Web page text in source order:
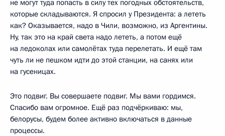
не могут туда попасть в силу тех погодных обстоятельств,
которые складываются. Я спросил у Президента: а лететь
как? Оказывается, надо в Чили, возможно, из Аргентины.
Ну, так это на край света надо лететь, а потом ещё
на ледоколах или самолётах туда перелетать. И ещё там
чуть ли не пешком идти до этой станции, на санях или
на гусеницах.
Это подвиг. Вы совершаете подвиг. Мы вами гордимся.
Спасибо вам огромное. Ещё раз подчёркиваю: мы,
белорусы, будем более активно включаться в данные
процессы.